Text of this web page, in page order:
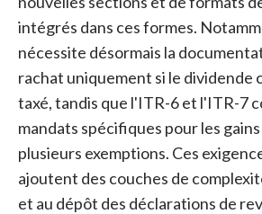
intégrés dans ces formes.
nécessite désormais la
rachat uniquement si le dividende
taxé, tandis que l'ITR-6 et l'ITR-7
mandats spécifiques pour les
plusieurs exemptions. Ces
ajoutent des couches de
et au dépôt des déclarations de